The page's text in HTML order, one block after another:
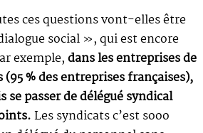
ces questions vont-elles être
social », qui est encore
exemple,dans les entreprises de
(95 % des entreprises françaises),
se passer de délégué syndical
Les syndicats c’est sooo